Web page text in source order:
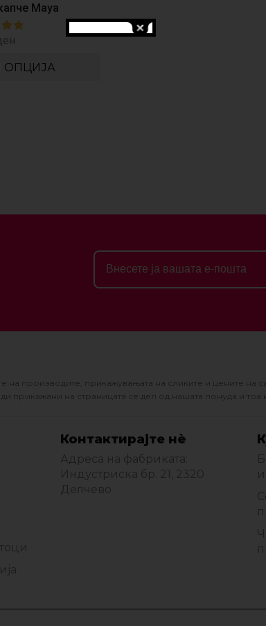
Maya
ОПЦИЈА
производите, прикажувањата на сликите и цените на
на страницата се дел од нашата понуда и тоа
Контактирајте нè
Адреса на фабриката:
Индустриска бр. 21, 2320
Делчево